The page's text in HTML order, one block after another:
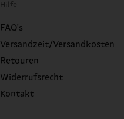
Hilfe
FAQ's
Versandzeit/Versandkosten
Retouren
Widerrufsrecht
Kontakt